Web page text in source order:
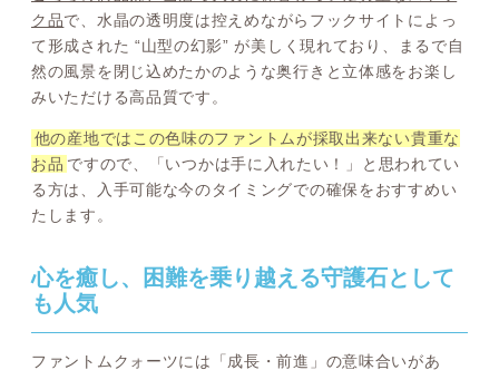
ク品で、水晶の透明度は控えめながらフックサイトによっ
て形成された “山型の幻影” が美しく現れており、まるで自
然の風景を閉じ込めたかのような奥行きと立体感をお楽し
みいただける高品質です。
他の産地ではこの色味のファントムが採取出来ない貴重な
お品 ですので、「いつかは手に入れたい！」と思われてい
る方は、入手可能な今のタイミングでの確保をおすすめい
たします。
心を癒し、困難を乗り越える守護石として
も人気
ファントムクォーツには「成長・前進」の意味合いがあ